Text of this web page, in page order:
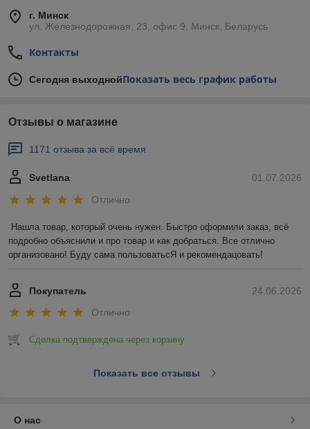
г. Минск
ул. Железнодорожная, 23, офис 9, Минск, Беларусь
Контакты
Сегодня выходнойПоказать весь график работы
Отзывы о магазине
1171 отзыва за всё время
01.07.2026
Svetlana
Отлично
Нашла товар, который очень нужен. Быстро оформили заказ, всё
подробно объяснили и про товар и как добраться. Все отлично
организовано! Буду сама пользоватьсЯ и рекомендацовать!
24.06.2026
Покупатель
Отлично
Сделка подтверждена через корзину
Показать все отзывы
О нас